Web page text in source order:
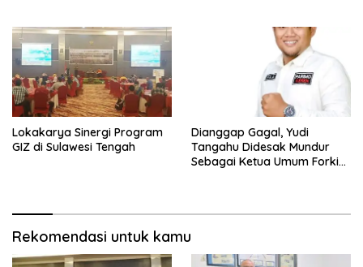
Lokakarya Sinergi Program
GIZ di Sulawesi Tengah
Dianggap Gagal, Yudi
Tangahu Didesak Mundur
Sebagai Ketua Umum Forki
Rekomendasi untuk kamu